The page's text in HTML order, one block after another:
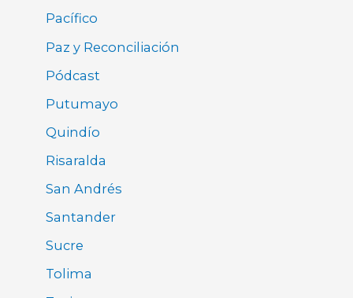
Pacífico
Paz y Reconciliación
Pódcast
Putumayo
Quindío
Risaralda
San Andrés
Santander
Sucre
Tolima